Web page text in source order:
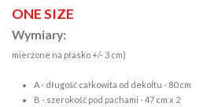
ONE SIZE
Wymiary:
mierzone na płasko +/- 3 cm)
A - długość całkowita od dekoltu - 80 cm
B - szerokość pod pachami - 47 cm x 2